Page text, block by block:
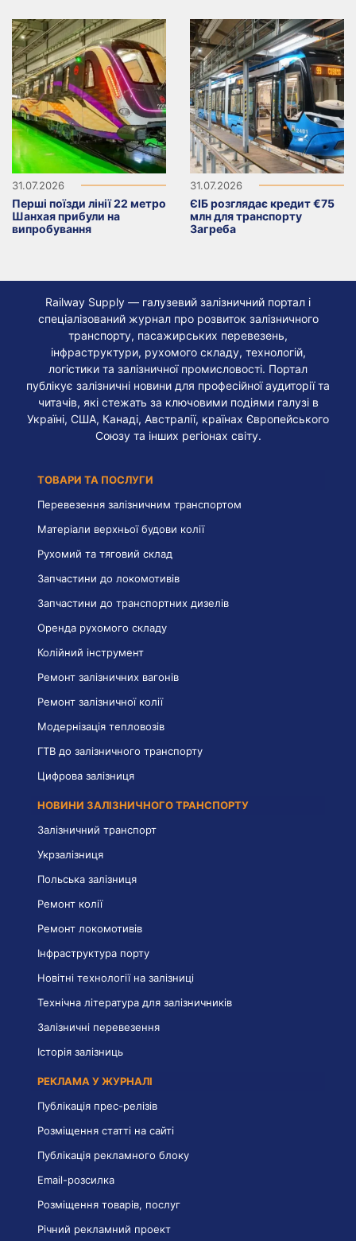
31.07.2026
Перші поїзди лінії 22 метро
Шанхая прибули на
випробування
31.07.2026
ЄІБ розглядає кредит €75
млн для транспорту
Загреба
Railway Supply — галузевий залізничний портал і
спеціалізований журнал про розвиток залізничного
транспорту, пасажирських перевезень,
інфраструктури, рухомого складу, технологій,
логістики та залізничної промисловості. Портал
публікує залізничні новини для професійної аудиторії та
читачів, які стежать за ключовими подіями галузі в
Україні, США, Канаді, Австралії, країнах Європейського
Союзу та інших регіонах світу.
ТОВАРИ ТА ПОСЛУГИ
Перевезення залізничним транспортом
Матеріали верхньої будови колії
Рухомий та тяговий склад
Запчастини до локомотивів
Запчастини до транспортних дизелів
Оренда рухомого складу
Колійний інструмент
Ремонт залізничних вагонів
Ремонт залізничної колії
Модернізація тепловозів
ГТВ до залізничного транспорту
Цифрова залізниця
НОВИНИ ЗАЛІЗНИЧНОГО ТРАНСПОРТУ
Залізничний транспорт
Укрзалізниця
Польська залізниця
Ремонт колії
Ремонт локомотивів
Інфраструктура порту
Новітні технології на залізниці
Технічна література для залізничників
Залізничні перевезення
Історія залізниць
РЕКЛАМА У ЖУРНАЛІ
Публікація прес-релізів
Розміщення статті на сайті
Публікація рекламного блоку
Email-розсилка
Розміщення товарів, послуг
Річний рекламний проект